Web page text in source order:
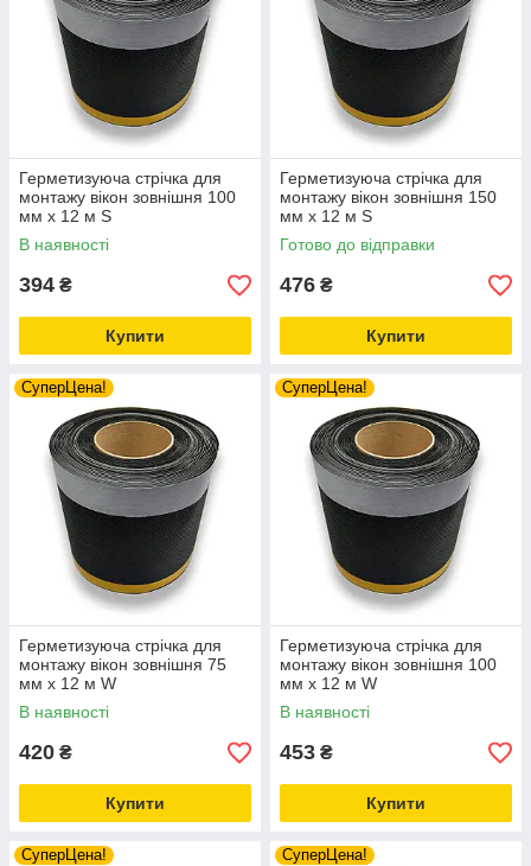
Герметизуюча стрічка для
монтажу вікон зовнішня 100
мм х 12 м S
В наявності
394 ₴
Купити
Герметизуюча стрічка для
монтажу вікон зовнішня 150
мм х 12 м S
Готово до відправки
476 ₴
Купити
СуперЦена!
Герметизуюча стрічка для
монтажу вікон зовнішня 75
мм х 12 м W
В наявності
420 ₴
Купити
СуперЦена!
Герметизуюча стрічка для
монтажу вікон зовнішня 100
мм х 12 м W
В наявності
453 ₴
Купити
СуперЦена! СуперЦена!